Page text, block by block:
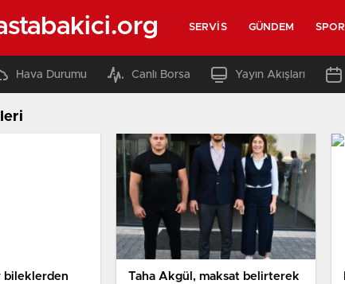
SERVIS GÜNDEM SPOR
Hava Durumu Canlı Borsa Yayın Akışları
bileklerden
Taha Akgül, maksat belirterek